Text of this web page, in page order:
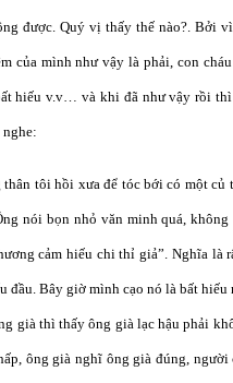
được. Quý vị thấy thế nào?. Bởi
của mình như vậy là phải, con
hiếu v.v… và khi đã như vậy rồi
tôi hồi xưa để tóc bới có một
nói bọn nhỏ văn minh quá, không
cảm hiếu chi thỉ giả”. Nghĩa là
đầu. Bây giờ mình cạo nó là bất
già thì thấy ông già lạc hậu phải
ông già nghĩ ông già đúng,